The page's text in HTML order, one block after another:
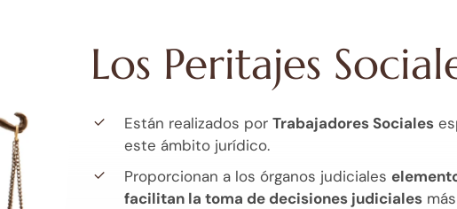
Los Peritajes
Están realizados por Trabajadores Sociales
este ámbito jurídico.
Proporcionan a los órganos judiciales
facilitan la toma de decisiones judicialesmás